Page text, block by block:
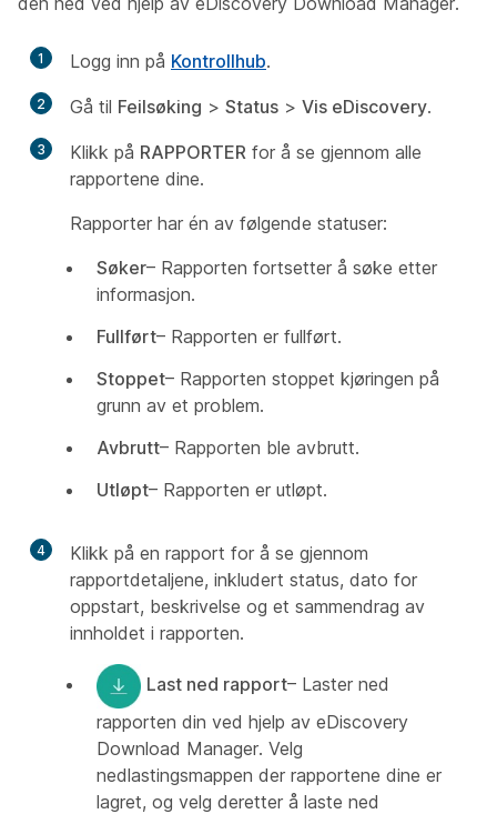
1 Logg inn på Kontrollhub.
2 Gå til Feilsøking > Status > Vis eDiscovery.
3 Klikk på RAPPORTER for å se gjennom alle
rapportene dine.
Rapporter har én av følgende statuser:
Søker– Rapporten fortsetter å søke etter
informasjon.
Fullført– Rapporten er fullført.
Stoppet– Rapporten stoppet kjøringen på
grunn av et problem.
Avbrutt– Rapporten ble avbrutt.
Utløpt– Rapporten er utløpt.
4
Klikk på en rapport for å se gjennom
rapportdetaljene, inkludert status, dato for
oppstart, beskrivelse og et sammendrag av
innholdet i rapporten.
Last ned rapport– Laster ned
rapporten din ved hjelp av eDiscovery
Download Manager. Velg
nedlastingsmappen der rapportene dine er
lagret, og velg deretter å laste ned